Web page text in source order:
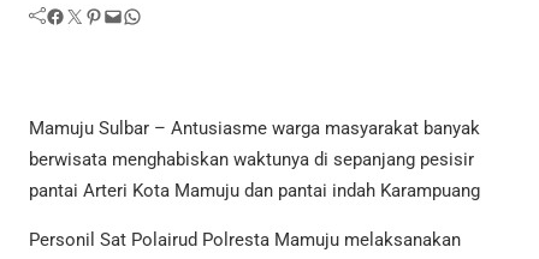
Facebook Twitter Pinterest Mail WhatsApp
Mamuju Sulbar – Antusiasme warga masyarakat banyak
berwisata menghabiskan waktunya di sepanjang pesisir
pantai Arteri Kota Mamuju dan pantai indah Karampuang
Personil Sat Polairud Polresta Mamuju melaksanakan